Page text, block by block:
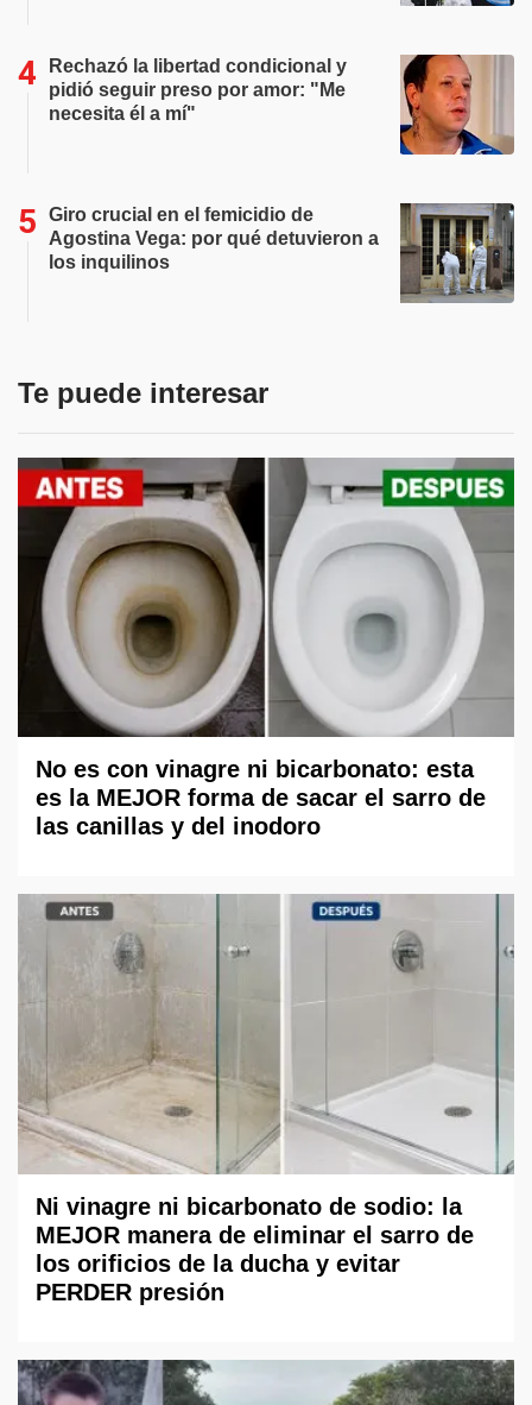
Rechazó la libertad condicional y
pidió seguir preso por amor: "Me
necesita él a mí"
Giro crucial en el femicidio de
Agostina Vega: por qué detuvieron a
los inquilinos
Te puede interesar
No es con vinagre ni bicarbonato: esta
es la MEJOR forma de sacar el sarro de
las canillas y del inodoro
Ni vinagre ni bicarbonato de sodio: la
MEJOR manera de eliminar el sarro de
los orificios de la ducha y evitar
PERDER presión